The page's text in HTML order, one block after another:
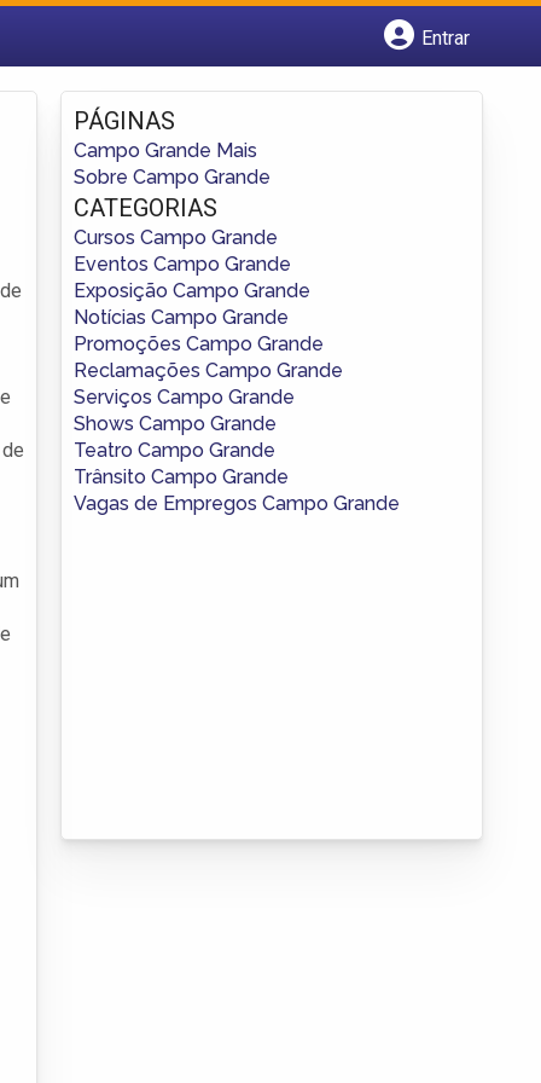
Entrar
Fazer login
Criar conta
PÁGINAS
Campo Grande Mais
Sobre Campo Grande
CATEGORIAS
Cursos Campo Grande
Eventos Campo Grande
Exposição Campo Grande
Notícias Campo Grande
Promoções Campo Grande
Reclamações Campo Grande
Serviços Campo Grande
Shows Campo Grande
Teatro Campo Grande
Trânsito Campo Grande
Vagas de Empregos Campo Grande